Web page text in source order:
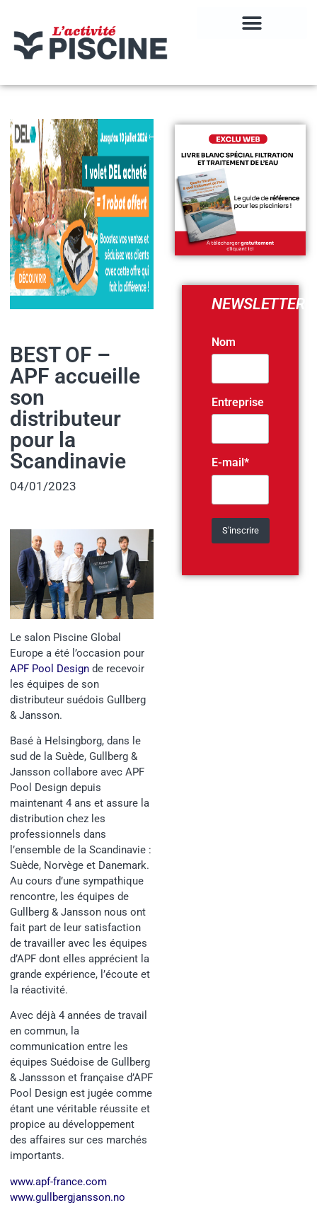
BEST OF –
APF accueille
son
distributeur
pour la
Scandinavie
04/01/2023
Le salon Piscine Global
Europe a été l’occasion pour
APF Pool Design de recevoir
les équipes de son
distributeur suédois Gullberg
& Jansson.
Basé à Helsingborg, dans le
sud de la Suède, Gullberg &
Jansson collabore avec APF
Pool Design depuis
maintenant 4 ans et assure la
distribution chez les
professionnels dans
l’ensemble de la Scandinavie :
Suède, Norvège et Danemark.
Au cours d’une sympathique
rencontre, les équipes de
Gullberg & Jansson nous ont
fait part de leur satisfaction
de travailler avec les équipes
d’APF dont elles apprécient la
grande expérience, l’écoute et
la réactivité.
Avec déjà 4 années de travail
en commun, la
communication entre les
équipes Suédoise de Gullberg
& Janssson et française d’APF
Pool Design est jugée comme
étant une véritable réussite et
propice au développement
des affaires sur ces marchés
importants.
www.apf-france.com
www.gullbergjansson.no
NEWSLETTER
Nom
Entreprise
E-mail*